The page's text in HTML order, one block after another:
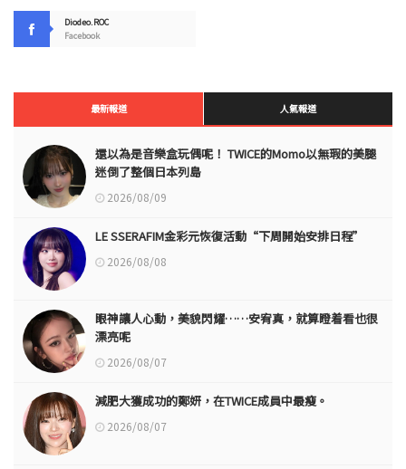
Diodeo.ROC
Facebook
最新報道 人氣報道
還以為是音樂盒玩偶呢！ TWICE的Momo以無瑕的美腿
迷倒了整個日本列島
2026/08/09
LE SSERAFIM金彩元恢復活動“下周開始安排日程”
2026/08/08
眼神讓人心動，美貌閃耀……安宥真，就算瞪着看也很
漂亮呢
2026/08/07
減肥大獲成功的鄭妍，在TWICE成員中最瘦。
2026/08/07